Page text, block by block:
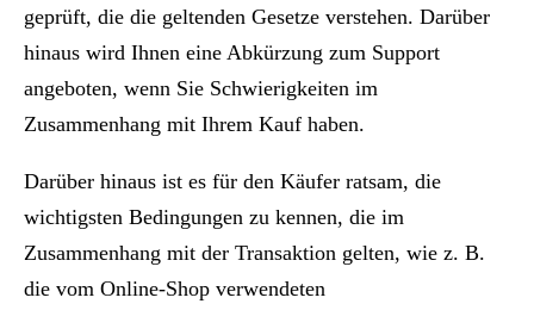
geprüft, die die geltenden Gesetze verstehen. Darüber
hinaus wird Ihnen eine Abkürzung zum Support
angeboten, wenn Sie Schwierigkeiten im
Zusammenhang mit Ihrem Kauf haben.
Darüber hinaus ist es für den Käufer ratsam, die
wichtigsten Bedingungen zu kennen, die im
Zusammenhang mit der Transaktion gelten, wie z. B.
die vom Online-Shop verwendeten